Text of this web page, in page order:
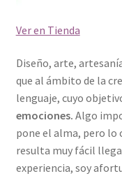
Ver en Tienda
Diseño, arte,
que al ámbito de la
lenguaje, cuyo
emociones. Algo
pone el alma, pero lo
resulta muy fácil
experiencia, soy